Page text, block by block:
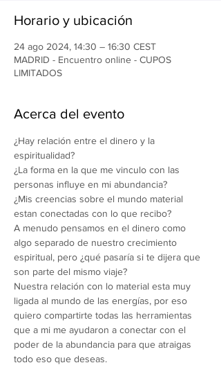
Horario y ubicación
24 ago 2024, 14:30 – 16:30 CEST
MADRID - Encuentro online - CUPOS
LIMITADOS
Acerca del evento
¿Hay relación entre el dinero y la
espiritualidad?
¿La forma en la que me vinculo con las
personas influye en mi abundancia?
¿Mis creencias sobre el mundo material
estan conectadas con lo que recibo?
A menudo pensamos en el dinero como
algo separado de nuestro crecimiento
espiritual, pero ¿qué pasaría si te dijera que
son parte del mismo viaje?
Nuestra relación con lo material esta muy
ligada al mundo de las energías, por eso
quiero compartirte todas las herramientas
que a mi me ayudaron a conectar con el
poder de la abundancia para que atraigas
todo eso que deseas.